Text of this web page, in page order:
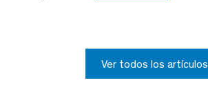
Ver todos los artículos